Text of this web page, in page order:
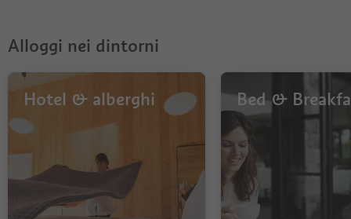
Alloggi nei dintorni
Hotel & alberghi Bed &